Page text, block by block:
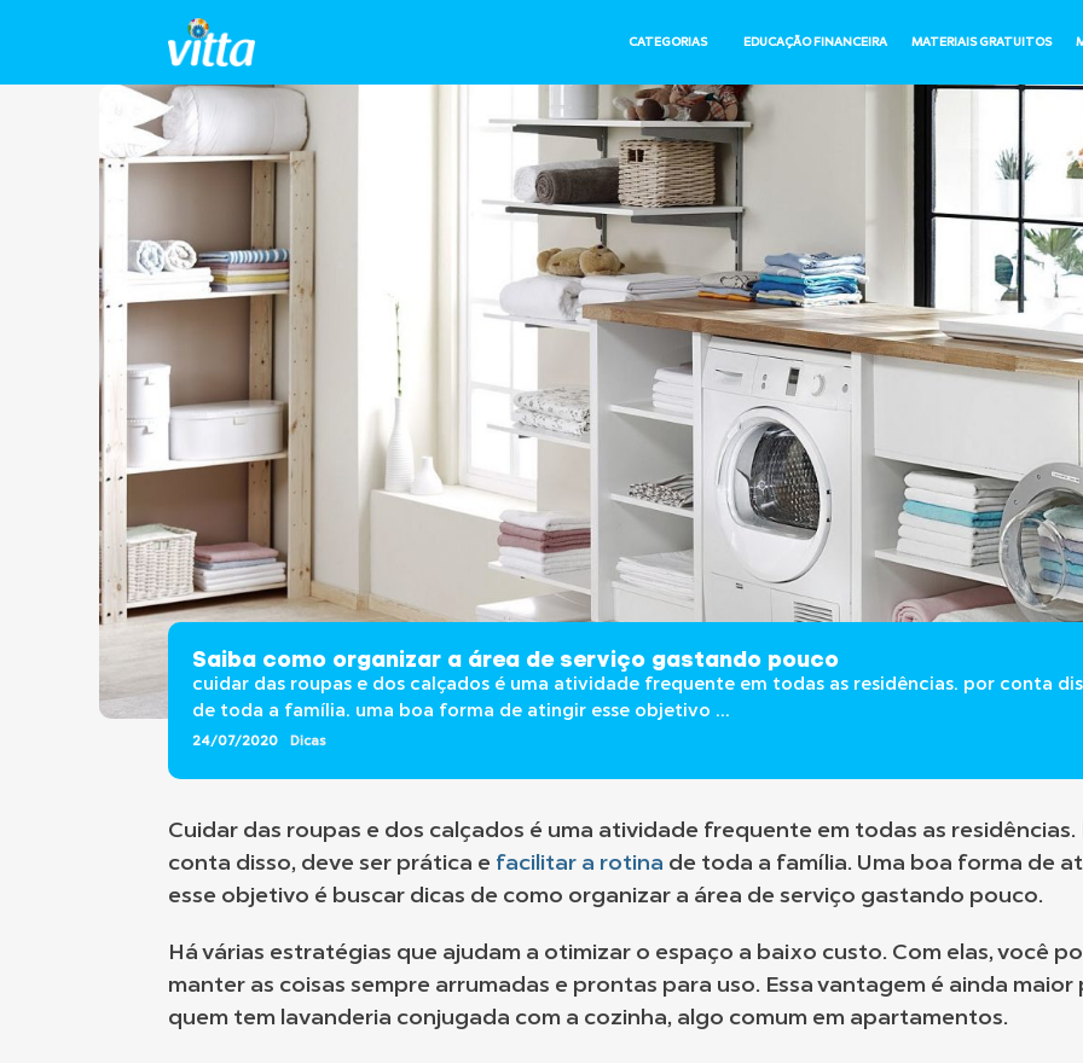
CATEGORIAS EDUCAÇÃO FINANCEIRA MATERIAIS GRATUITOS
Saiba como organizar a área de serviço gastando pouco
cuidar das roupas e dos calçados é uma atividade frequente em todas as residências. por conta
de toda a família. uma boa forma de atingir esse objetivo ...
24/07/2020 Dicas
Cuidar das roupas e dos calçados é uma atividade frequente em todas as residências.
conta disso, deve ser prática e facilitar a rotina de toda a família. Uma boa forma de
esse objetivo é buscar dicas de como organizar a área de serviço gastando pouco.
Há várias estratégias que ajudam a otimizar o espaço a baixo custo. Com elas, você
manter as coisas sempre arrumadas e prontas para uso. Essa vantagem é ainda maior
quem tem lavanderia conjugada com a cozinha, algo comum em apartamentos.